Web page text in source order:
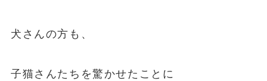
犬さんの方も、
子猫さんたちを驚かせたことに